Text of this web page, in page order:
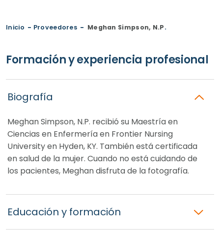
Inicio - Proveedores - Meghan Simpson, N.P.
Formación y experiencia profesional
Biografía
Meghan Simpson, N.P. recibió su Maestría en
Ciencias en Enfermería en Frontier Nursing
University en Hyden, KY. También está certificada
en salud de la mujer. Cuando no está cuidando de
los pacientes, Meghan disfruta de la fotografía.
Educación y formación